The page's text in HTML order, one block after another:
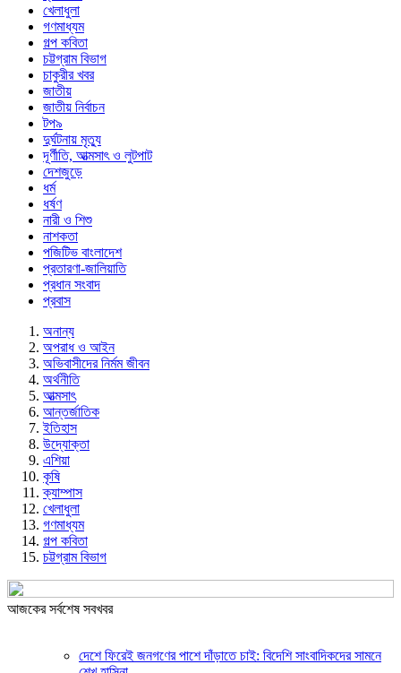
খেলাধুলা
গণমাধ্যম
গল্প ক‌বিতা
চট্টগ্রাম বিভাগ
চাকুরীর খবর
জাতীয়
জাতীয় নির্বাচন
টপ৯
দুর্ঘটনায় মৃত্যু
দূর্ণীতি, আত্মসাৎ ও লুটপাট
দেশজুড়ে
ধর্ম
ধর্ষণ
নারী ও শিশু
নাশকতা
পজিটিভ বাংলাদেশ
প্রতারণা-জালিয়াতি
প্রধান সংবাদ
প্রবাস
অনান্য
অপরাধ ও আইন
অভিবাসীদের নির্মম জীবন
অর্থনীতি
আত্মসাৎ
আন্তর্জাতিক
ইতিহাস
উদ্যোক্তা
এশিয়া
কৃষি
ক্যাম্পাস
খেলাধুলা
গণমাধ্যম
গল্প ক‌বিতা
চট্টগ্রাম বিভাগ
আজকের সর্বশেষ সবখবর
দেশে ফিরেই জনগণের পাশে দাঁড়াতে চাই: বিদেশি সাংবাদিকদের সামনে